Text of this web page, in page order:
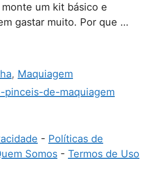
um kit básico e
gastar muito. Por que …
, Maquiagem
pinceis-de-maquiagem
- Políticas de
Somos - Termos de Uso